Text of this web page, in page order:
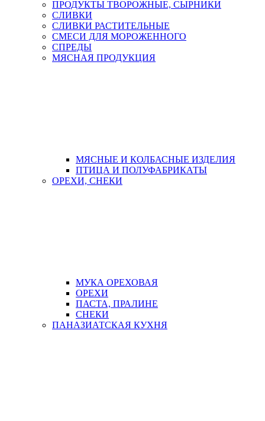
ПРОДУКТЫ ТВОРОЖНЫЕ, СЫРНИКИ
СЛИВКИ
СЛИВКИ РАСТИТЕЛЬНЫЕ
СМЕСИ ДЛЯ МОРОЖЕННОГО
СПРЕДЫ
МЯСНАЯ ПРОДУКЦИЯ
МЯСНЫЕ И КОЛБАСНЫЕ ИЗДЕЛИЯ
ПТИЦА И ПОЛУФАБРИКАТЫ
ОРЕХИ, СНЕКИ
МУКА ОРЕХОВАЯ
ОРЕХИ
ПАСТА, ПРАЛИНЕ
СНЕКИ
ПАНАЗИАТСКАЯ КУХНЯ